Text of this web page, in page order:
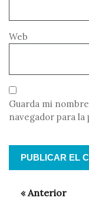
Web
Guarda mi
navegador para